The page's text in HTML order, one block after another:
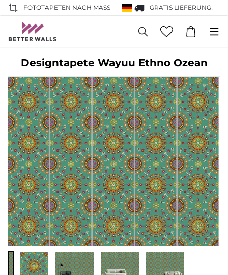
FOTOTAPETEN NACH MASS GRATIS LIEFERUNG!
Designtapete Wayuu Ethno Ozean